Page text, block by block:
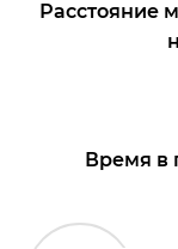
Расстояние
Время в